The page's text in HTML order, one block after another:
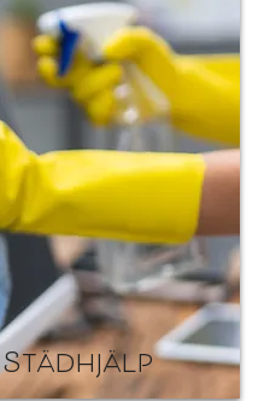
Städhjälp